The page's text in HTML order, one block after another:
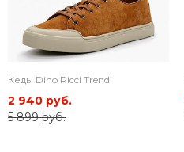
Кеды Dino Ricci Trend
2 940 руб.
5 899 руб.